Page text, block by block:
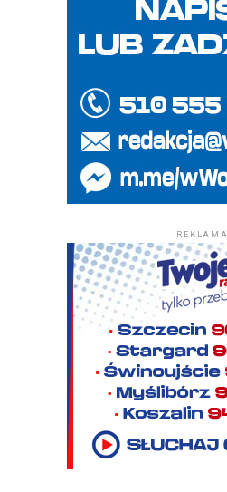
REKLAMA